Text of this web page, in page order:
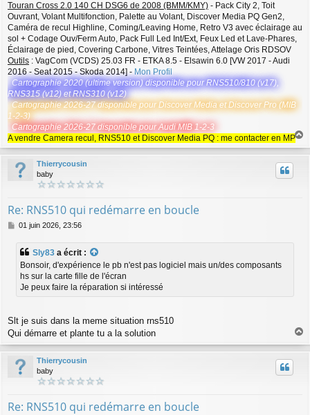
Touran Cross 2.0 140 CH DSG6 de 2008 (BMM/KMY) - Pack City 2, Toit
Ouvrant, Volant Multifonction, Palette au Volant, Discover Media PQ Gen2,
Caméra de recul Highline, Coming/Leaving Home, Retro V3 avec éclairage au
sol + Codage Ouv/Ferm Auto, Pack Full Led Int/Ext, Feux Led et Lave-Phares,
Éclairage de pied, Covering Carbone, Vitres Teintées, Attelage Oris RDSOV
Outils : VagCom (VCDS) 25.03 FR - ETKA 8.5 - Elsawin 6.0 [VW 2017 - Audi
2016 - Seat 2015 - Skoda 2014] - Mon Profil
Cartographie 2020 (ultime version) disponible pour RNS510/810 (v17),
RNS315 (v12) et RNS310 (v12)
Cartographie 2026-27 disponible pour Discover Media et Discover Pro (MIB
1-2-3)
Cartographie 2026-27 disponible pour Audi MIB 1-2-3
A vendre Camera recul, RNS510 et Discover Media PQ : me contacter en MP
a
u
Thierrycousin
baby
Re: RNS510 qui redémarre en boucle
M
01 juin 2026, 23:56
Sly83 a écrit :
Bonsoir, d'expérience le pb n'est pas logiciel mais un/des composants
hs sur la carte fille de l'écran
Je peux faire la réparation si intéressé
Slt je suis dans la meme situation rns510
Qui démarre et plante tu a la solution
u
Thierrycousin
baby
Re: RNS510 qui redémarre en boucle